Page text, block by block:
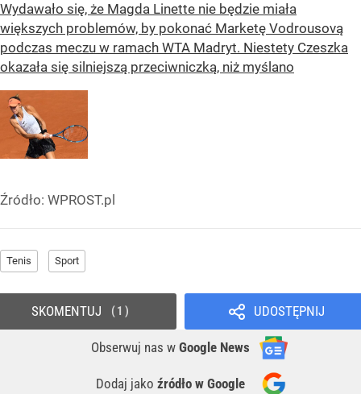
Wydawało się, że Magda Linette nie będzie miała
większych problemów, by pokonać Marketę Vodrousovą
podczas meczu w ramach WTA Madryt. Niestety Czeszka
okazała się silniejszą przeciwniczką, niż myślano
Źródło: WPROST.pl
Tenis Sport
UDOSTĘPNIJ
Obserwuj nas w Google News
Dodaj jako źródło w Google
SKOMENTUJ 1